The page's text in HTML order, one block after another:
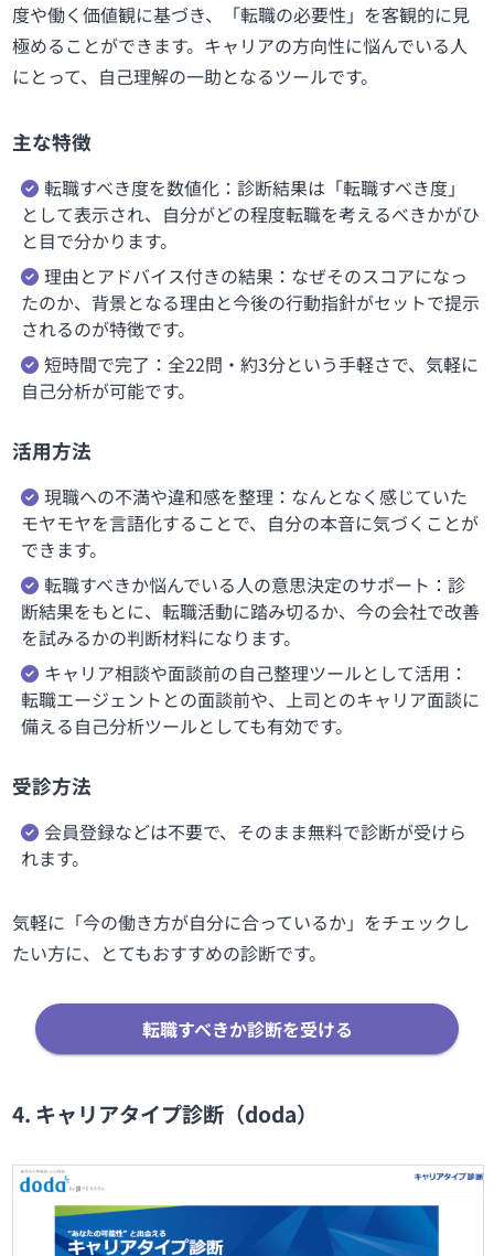
度や働く価値観に基づき、「転職の必要性」を客観的に見
極めることができます。キャリアの方向性に悩んでいる人
にとって、自己理解の一助となるツールです。
主な特徴
転職すべき度を数値化：診断結果は「転職すべき度」
として表示され、自分がどの程度転職を考えるべきかがひ
と目で分かります。
理由とアドバイス付きの結果：なぜそのスコアになっ
たのか、背景となる理由と今後の行動指針がセットで提示
されるのが特徴です。
短時間で完了：全22問・約3分という手軽さで、気軽に
自己分析が可能です。
活用方法
現職への不満や違和感を整理：なんとなく感じていた
モヤモヤを言語化することで、自分の本音に気づくことが
できます。
転職すべきか悩んでいる人の意思決定のサポート：診
断結果をもとに、転職活動に踏み切るか、今の会社で改善
を試みるかの判断材料になります。
キャリア相談や面談前の自己整理ツールとして活用：
転職エージェントとの面談前や、上司とのキャリア面談に
備える自己分析ツールとしても有効です。
受診方法
会員登録などは不要で、そのまま無料で診断が受けら
れます。
気軽に「今の働き方が自分に合っているか」をチェックし
たい方に、とてもおすすめの診断です。
転職すべきか診断を受ける
4. キャリアタイプ診断（doda）